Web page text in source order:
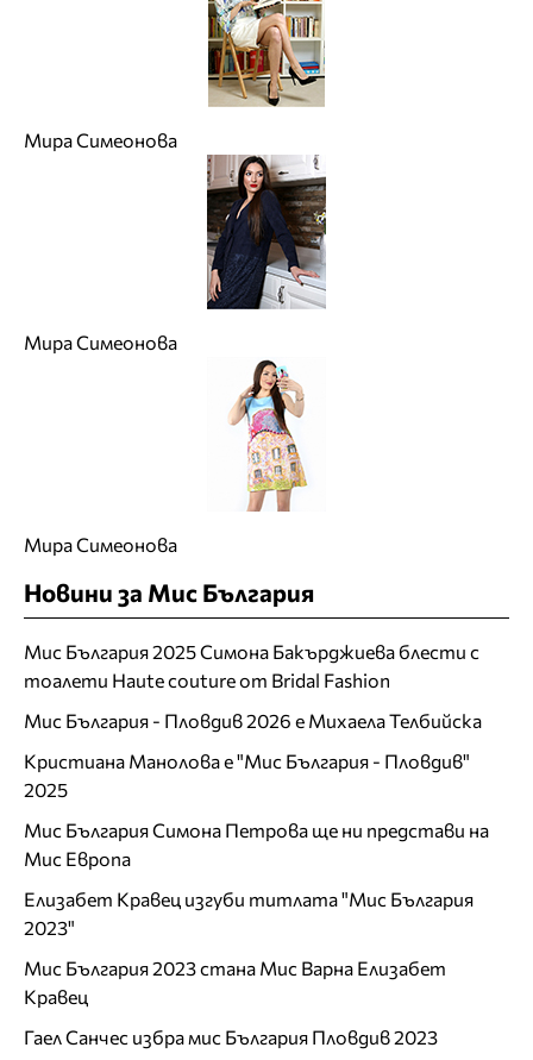
Мира Симеонова
Мира Симеонова
Мира Симеонова
Новини за Мис България
Мис България 2025 Симона Бакърджиева блести с
тоалети Haute couture от Bridal Fashion
Мис България - Пловдив 2026 е Михаела Телбийска
Кристиана Манолова е "Мис България - Пловдив"
2025
Мис България Симона Петрова ще ни представи на
Мис Европа
Елизабет Кравец изгуби титлата "Мис България
2023"
Мис България 2023 стана Мис Варна Елизабет
Кравец
Гаел Санчес избра мис България Пловдив 2023